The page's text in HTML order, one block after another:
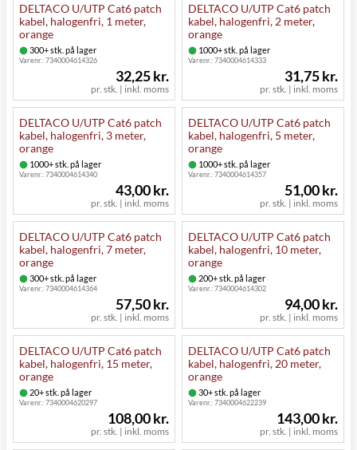
DELTACO U/UTP Cat6 patch
kabel, halogenfri, 1 meter,
orange
300+ stk. på lager
Varenr.:7340004614326
pr. stk. | inkl. moms
32,25 kr.
DELTACO U/UTP Cat6 patch
kabel, halogenfri, 2 meter,
orange
1000+ stk. på lager
Varenr.:7340004614333
pr. stk. | inkl. moms
31,75 kr.
DELTACO U/UTP Cat6 patch
kabel, halogenfri, 3 meter,
orange
1000+ stk. på lager
Varenr.:7340004614340
pr. stk. | inkl. moms
43,00 kr.
DELTACO U/UTP Cat6 patch
kabel, halogenfri, 5 meter,
orange
1000+ stk. på lager
Varenr.:7340004614357
pr. stk. | inkl. moms
51,00 kr.
DELTACO U/UTP Cat6 patch
kabel, halogenfri, 7 meter,
orange
300+ stk. på lager
Varenr.:7340004614364
pr. stk. | inkl. moms
57,50 kr.
DELTACO U/UTP Cat6 patch
kabel, halogenfri, 10 meter,
orange
200+ stk. på lager
Varenr.:7340004614302
pr. stk. | inkl. moms
94,00 kr.
DELTACO U/UTP Cat6 patch
kabel, halogenfri, 15 meter,
orange
20+ stk. på lager
Varenr.:7340004620297
pr. stk. | inkl. moms
108,00 kr.
DELTACO U/UTP Cat6 patch
kabel, halogenfri, 20 meter,
orange
30+ stk. på lager
Varenr.:7340004622239
pr. stk. | inkl. moms
143,00 kr.